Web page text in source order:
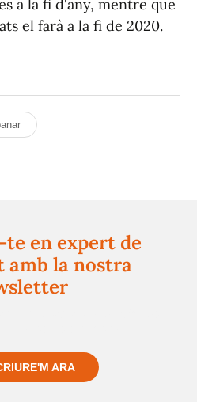
a la fi d'any, mentre que
el farà a la fi de 2020.
en expert de
la nostra
ARA